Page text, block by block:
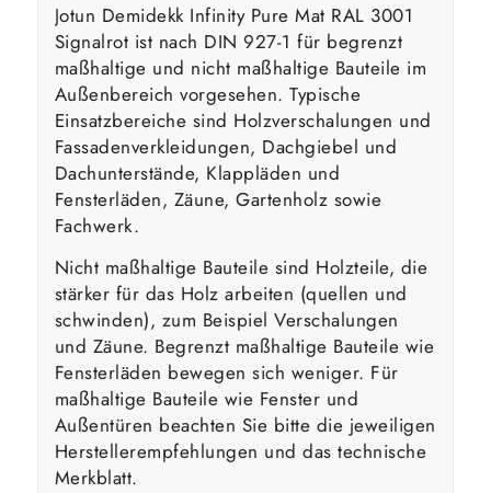
Jotun Demidekk Infinity Pure Mat RAL 3001
Signalrot ist nach DIN 927-1 für begrenzt
maßhaltige und nicht maßhaltige Bauteile im
Außenbereich vorgesehen. Typische
Einsatzbereiche sind Holzverschalungen und
Fassadenverkleidungen, Dachgiebel und
Dachunterstände, Klappläden und
Fensterläden, Zäune, Gartenholz sowie
Fachwerk.
Nicht maßhaltige Bauteile sind Holzteile, die
stärker für das Holz arbeiten (quellen und
schwinden), zum Beispiel Verschalungen
und Zäune. Begrenzt maßhaltige Bauteile wie
Fensterläden bewegen sich weniger. Für
maßhaltige Bauteile wie Fenster und
Außentüren beachten Sie bitte die jeweiligen
Herstellerempfehlungen und das technische
Merkblatt.